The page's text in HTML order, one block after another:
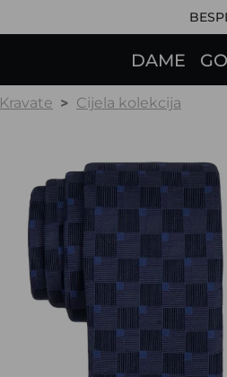
DAME
Kravate Cijela kolekcija